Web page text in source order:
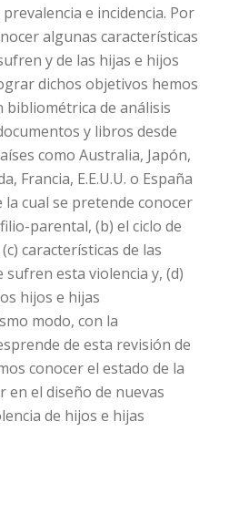
e incidencia. Por
algunas características
y de las hijas e hijos
dichos objetivos hemos
bibliométrica de análisis
y libros desde
como Australia, Japón,
Francia, E.E.U.U. o España
cual se pretende conocer
parental, (b) el ciclo de
características de las
sufren esta violencia y, (d)
hijos e hijas
modo, con la
de esta revisión de
conocer el estado de la
el diseño de nuevas
de hijos e hijas